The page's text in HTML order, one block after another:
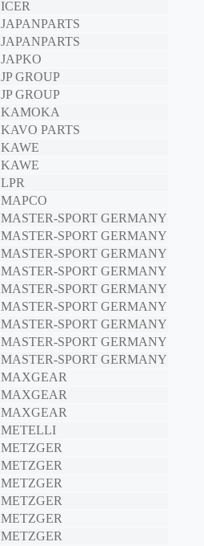
ICER
JAPANPARTS
JAPANPARTS
JAPKO
JP GROUP
JP GROUP
KAMOKA
KAVO PARTS
KAWE
KAWE
LPR
MAPCO
MASTER-SPORT GERMANY
MASTER-SPORT GERMANY
MASTER-SPORT GERMANY
MASTER-SPORT GERMANY
MASTER-SPORT GERMANY
MASTER-SPORT GERMANY
MASTER-SPORT GERMANY
MASTER-SPORT GERMANY
MASTER-SPORT GERMANY
MAXGEAR
MAXGEAR
MAXGEAR
METELLI
METZGER
METZGER
METZGER
METZGER
METZGER
METZGER